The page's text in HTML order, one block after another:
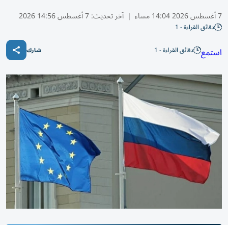
7 أغسطس 2026 14:04 مساء | آخر تحديث:7 أغسطس 14:56 2026
دقائق القراءة - 1
استمع دقائق القراءة - 1 شارك